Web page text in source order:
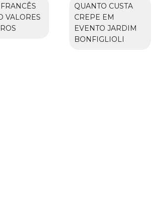
VALORES
QUANTO CUSTA
CREPE EM
EVENTO JARDIM
BONFIGLIOLI